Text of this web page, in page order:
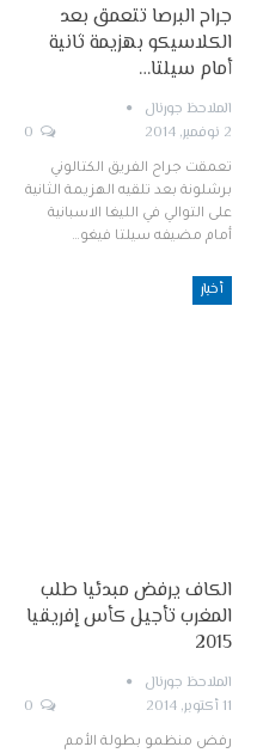
جراح البرصا تتعمق بعد
الكلاسيكو بهزيمة ثانية
أمام سيلتا…
الملاحظ جورنال
2 نوفمبر, 2014
تعمقت جراح الفريق الكتالوني
برشلونة بعد تلقيه الهزيمة الثانية
على التوالي في الليغا الاسبانية
أمام مضيفه سيلتا فيغو…
أخبار
الكاف يرفض مبدئيا طلب
المغرب تأجيل كأس إفريقيا
2015
الملاحظ جورنال
11 أكتوبر, 2014
رفض منظمو بطولة الأمم